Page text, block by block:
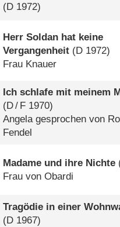
(D 1972)
Herr Soldan hat keine
Vergangenheit (D 1972)
Frau Knauer
Ich schlafe mit meinem
(D/ F 1970)
Angela gesprochen von
Fendel
Madame und ihre Nichte
Frau von Obardi
Tragödie in einer
(D 1967)